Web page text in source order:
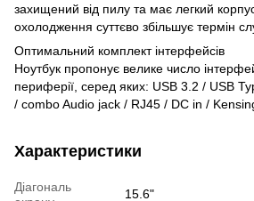
захищений від пилу та має легкий
охолодження суттєво збільшує термін
Оптимальний комплект інтерфейсів
Ноутбук пропонує велике число
периферії, серед яких: USB 3.2 / USB
/ combo Audio jack / RJ45 / DC in /
Характеристики
Діагональ
15.6"